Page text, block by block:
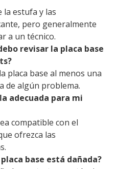
la estufa y las
pero generalmente
a un técnico.
revisar la placa base
placa base al menos una
de algún problema.
adecuada para mi
compatible con el
ofrezca las
base está dañada?